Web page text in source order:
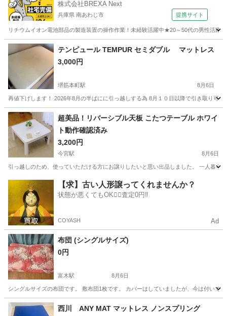
株式会社BREXA Next
兵庫県 南あわじ市 提携サイト
リチウムイオン電池部品の製造装置の操作作業！未経験活躍中★20～50代の男性活
兵庫 南あわじ市 その他
テンピュール TEMPUR セミダブル マットレス
3,000円
堺筋本町駅 8月6日
再値下げします！ 2026年8月の半ばにに引っ越しする為 8月１０日以降で引き取り可
大阪 大阪市 堺筋本町駅
超美品！リバーシブル天板 こたつテーブル ホワイ
ト動作確認済み
3,200円
今宮駅 8月6日
引っ越しのため、使っていただける方にお譲りしたいと思い出品しました。 一人暮
今宮駅 テーブル
【求】古い人形譲ってくれませんか？
状態が悪くてもOK🙆‍♀️査定0円‼️
COYASH Ad
布団 (シングルサイズ)
0円
富木駅 8月6日
シングルサイズの布団です。 敷布団1枚です。 カバーはしていましたが、今は付いて
大阪 堺市 富木駅 シングル
西川 ANY MAT マットレス ノンスプリング